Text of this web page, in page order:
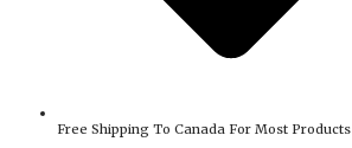
Free Shipping To Canada For Most Products